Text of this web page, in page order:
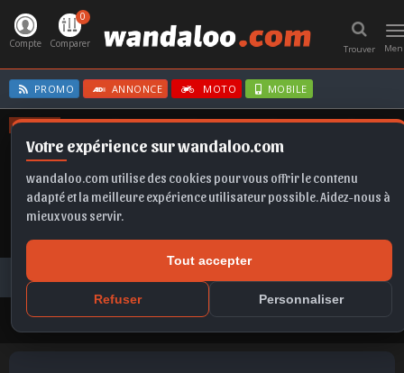
Votre expérience sur wandaloo.com
wandaloo.com utilise des cookies pour vous offrir le contenu
adapté et la meilleure expérience utilisateur possible. Aidez-nous à
mieux vous servir.
Tout accepter
Refuser Personnaliser
Trouver
Compte
0
Comparer
PROMO ANNONCE MOTO MOBILE
OFFRES
FABIA Q5
Toutes les annonces
Crossland
OPEL Crossland 2021 Diesel Occasion Tétouan Maroc